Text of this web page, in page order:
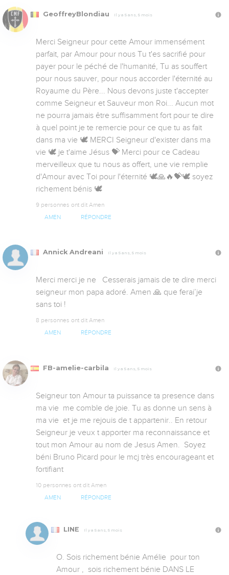
GeoffreyBlondiau Il y a 5 ans, 5 mois
Merci Seigneur pour cette Amour immensément
parfait, par Amour pour nous Tu t'es sacrifié pour
payer pour le péché de l'humanité, Tu as souffert
pour nous sauver, pour nous accorder l'éternité au
Royaume du Père... Nous devons juste t'accepter
comme Seigneur et Sauveur mon Roi... Aucun mot
ne pourra jamais être suffisamment fort pour te dire
à quel point je te remercie pour ce que tu as fait
dans ma vie 🕊️ MERCI Seigneur d'exister dans ma
vie 🕊️ je t'aime Jésus 💝 Merci pour ce Cadeau
merveilleux que tu nous as offert, une vie remplie
d'Amour avec Toi pour l'éternité 🕊️🙏🔥💝🕊️ soyez
richement bénis 🕊️
9 personnes ont dit Amen
AMEN RÉPONDRE
Annick Andreani Il y a 5 ans, 5 mois
Merci merci je ne   Cesserais jamais de te dire merci
seigneur mon papa adoré. Amen 🙏 que ferai’je
sans toi !
8 personnes ont dit Amen
AMEN RÉPONDRE
FB-amelie-carbila Il y a 5 ans, 5 mois
Seigneur ton Amour ta puissance ta presence dans
ma vie  me comble de joie. Tu as donne un sens à
ma vie  et je me rejouis de t appartenir.. En retour
Seigneur je veux t apporter ma reconnaissance et
tout mon Amour au nom de Jesus Amen.  Soyez
béni Bruno Picard pour le mcj très encourageant et
fortifiant
10 personnes ont dit Amen
AMEN RÉPONDRE
LINE Il y a 5 ans, 5 mois
O. Sois richement bénie Amélie  pour ton
Amour ,  sois richement bénie DANS LE